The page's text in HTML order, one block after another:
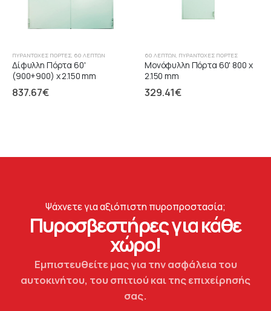
ΠΥΡΆΝΤΟΧΕΣ ΠΌΡΤΕΣ, 60 ΛΕΠΤΏΝ
Δίφυλλη Πόρτα 60'
(900+900) x 2.150 mm
837.67€
60 ΛΕΠΤΏΝ, ΠΥΡΆΝΤΟΧΕΣ ΠΌΡΤΕΣ
Μονόφυλλη Πόρτα 60' 800 x
2.150 mm
329.41€
Ψάχνετε για αξιόπιστη πυροπροστασία;
Πυροσβεστήρες για κάθε
χώρο!
Εμπιστευθείτε μας για την ασφάλεια του
αυτοκινήτου, του σπιτιού και της επιχείρησής
σας.